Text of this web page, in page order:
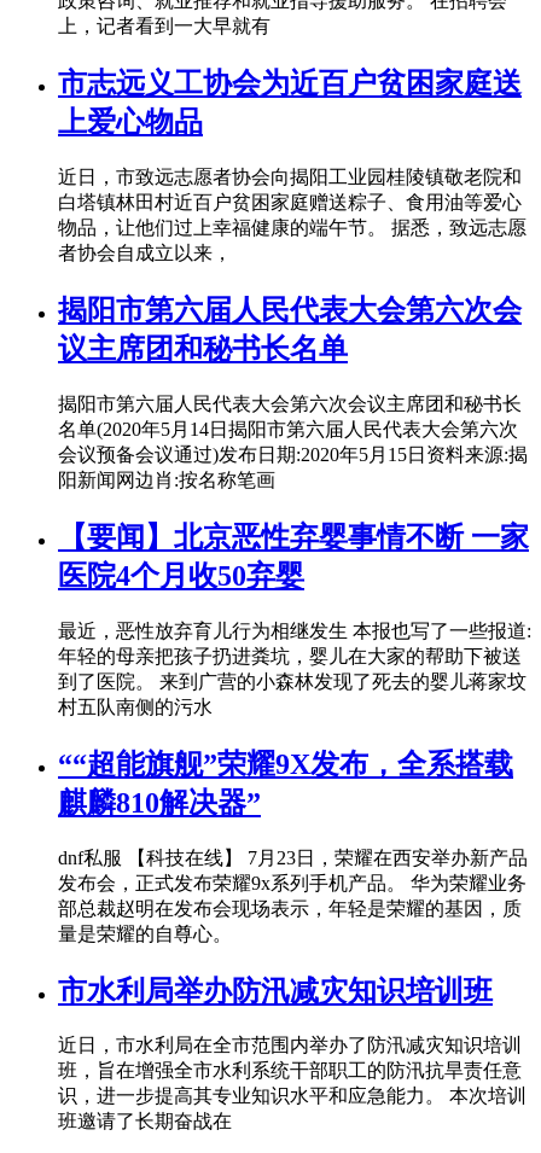
上，记者看到一大早就有
市志远义工协会为近百户贫困家庭送
上爱心物品
近日，市致远志愿者协会向揭阳工业园桂陵镇敬老院和
白塔镇林田村近百户贫困家庭赠送粽子、食用油等爱心
物品，让他们过上幸福健康的端午节。 据悉，致远志愿
者协会自成立以来，
揭阳市第六届人民代表大会第六次会
议主席团和秘书长名单
揭阳市第六届人民代表大会第六次会议主席团和秘书长
名单(2020年5月14日揭阳市第六届人民代表大会第六次
会议预备会议通过)发布日期:2020年5月15日资料来源:揭
阳新闻网边肖:按名称笔画
【要闻】北京恶性弃婴事情不断 一家
医院4个月收50弃婴
最近，恶性放弃育儿行为相继发生 本报也写了一些报道:
年轻的母亲把孩子扔进粪坑，婴儿在大家的帮助下被送
到了医院。 来到广营的小森林发现了死去的婴儿蒋家坟
村五队南侧的污水
““超能旗舰”荣耀9X发布，全系搭载
麒麟810解决器”
dnf私服 【科技在线】 7月23日，荣耀在西安举办新产品
发布会，正式发布荣耀9x系列手机产品。 华为荣耀业务
部总裁赵明在发布会现场表示，年轻是荣耀的基因，质
量是荣耀的自尊心。
市水利局举办防汛减灾知识培训班
近日，市水利局在全市范围内举办了防汛减灾知识培训
班，旨在增强全市水利系统干部职工的防汛抗旱责任意
识，进一步提高其专业知识水平和应急能力。 本次培训
班邀请了长期奋战在